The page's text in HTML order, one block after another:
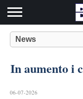
News
In aumento i
06-07-2026